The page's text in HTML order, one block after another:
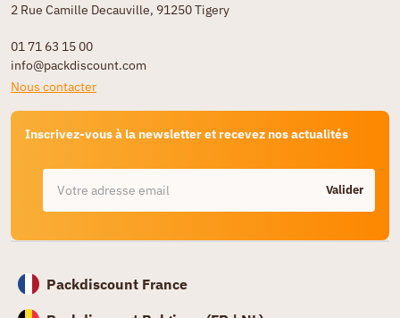
2 Rue Camille Decauville, 91250 Tigery
01 71 63 15 00
info@packdiscount.com
Nous contacter
Inscrivez-vous à la newsletter et recevez nos actualités
Valider
Packdiscount France